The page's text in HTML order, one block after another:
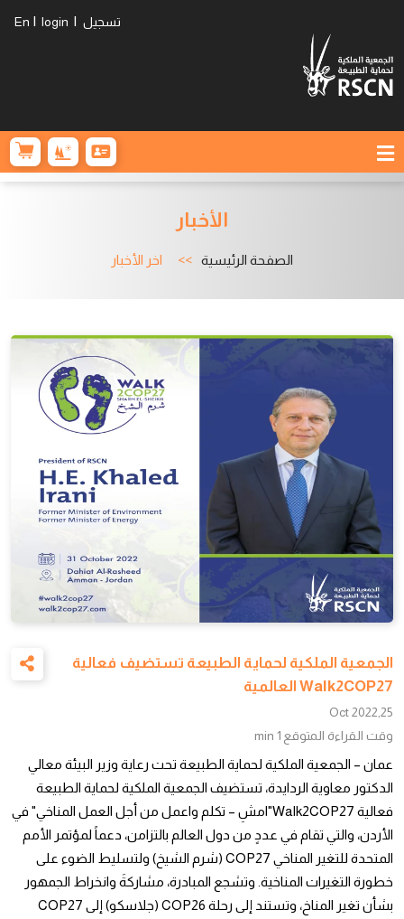
تسجيل |
login
|
En
الأخبار
الصفحة الرئيسية اخر الأخبار
الجمعية الملكية لحماية الطبيعة تستضيف فعالية
Walk2COP27 العالمية
25,Oct 2022
وقت القراءة المتوقع 1 min
عمان – الجمعية الملكية لحماية الطبيعة تحت رعاية وزير البيئة معالي
الدكتور معاوية الردايدة، تستضيف الجمعية الملكية لحماية الطبيعة
فعالية Walk2COP27"امشِ – تكلم واعمل من أجل العمل المناخي" في
الأردن، والتي تقام في عددٍ من دول العالم بالتزامن، دعماً لمؤتمر الأمم
المتحدة للتغير المناخي COP27 (شرم الشيخ) ولتسليط الضوء على
خطورة التغيرات المناخية. وتشجع المبادرة، مشاركةَ وانخراط الجمهور
بشأن تغير المناخ، وتستند إلى رحلة COP26 (جلاسكو) إلى COP27